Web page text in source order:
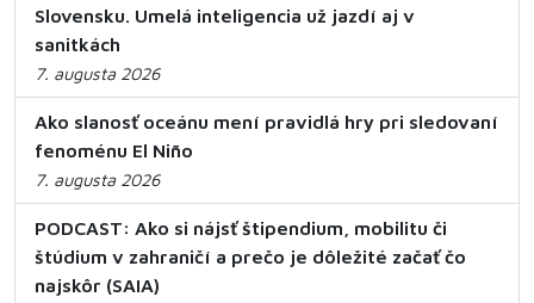
Slovensku. Umelá inteligencia už jazdí aj v
sanitkách
7. augusta 2026
Ako slanosť oceánu mení pravidlá hry pri sledovaní
fenoménu El Niño
7. augusta 2026
PODCAST: Ako si nájsť štipendium, mobilitu či
štúdium v zahraničí a prečo je dôležité začať čo
najskôr (SAIA)